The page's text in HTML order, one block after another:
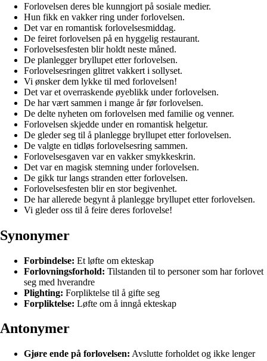
Forlovelsen deres ble kunngjort på sosiale medier.
Hun fikk en vakker ring under forlovelsen.
Det var en romantisk forlovelsesmiddag.
De feiret forlovelsen på en hyggelig restaurant.
Forlovelsesfesten blir holdt neste måned.
De planlegger bryllupet etter forlovelsen.
Forlovelsesringen glitret vakkert i sollyset.
Vi ønsker dem lykke til med forlovelsen!
Det var et overraskende øyeblikk under forlovelsen.
De har vært sammen i mange år før forlovelsen.
De delte nyheten om forlovelsen med familie og venner.
Forlovelsen skjedde under en romantisk helgetur.
De gleder seg til å planlegge bryllupet etter forlovelsen.
De valgte en tidløs forlovelsesring sammen.
Forlovelsesgaven var en vakker smykkeskrin.
Det var en magisk stemning under forlovelsen.
De gikk tur langs stranden etter forlovelsen.
Forlovelsesfesten blir en stor begivenhet.
De har allerede begynt å planlegge bryllupet etter forlovelsen.
Vi gleder oss til å feire deres forlovelse!
Synonymer
Forbindelse: Et løfte om ekteskap
Forlovningsforhold: Tilstanden til to personer som har forlovet
seg med hverandre
Plighting: Forpliktelse til å gifte seg
Forpliktelse: Løfte om å inngå ekteskap
Antonymer
Gjøre ende på forlovelsen: Avslutte forholdet og ikke lenger